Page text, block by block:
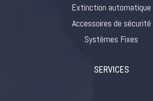
Extinction automatique
Accessoires de sécurité
Systèmes Fixes
SERVICES